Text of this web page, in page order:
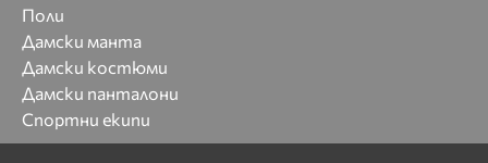
Поли
Дамски манта
Дамски костюми
Дамски панталони
Спортни екипи